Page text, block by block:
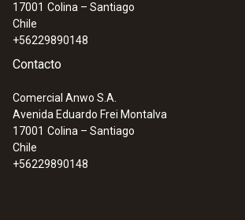
17001 Colina – Santiago
Chile
+56229890148
Contacto
Comercial Anwo S.A.
Avenida Eduardo Frei Montalva
17001 Colina – Santiago
Chile
+56229890148